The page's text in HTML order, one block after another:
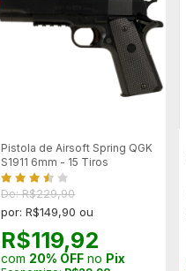
Pistola de Airsoft Spring QGK
S1911 6mm - 15 Tiros
De: R$229,90
por: R$149,90 ou
R$119,92
com 20% OFF no Pix